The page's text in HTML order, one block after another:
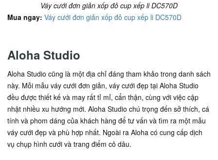
Váy cưới đơn giản xốp đỏ cup xếp li DC570D
Mua ngay: Váy cưới đơn giản xốp đỏ cup xếp li DC570D
Aloha Studio
Aloha Studio cũng là một địa chỉ đáng tham khảo trong danh sách
này. Mỗi mẫu váy cưới đơn giản, váy cưới đẹp tại Aloha Studio
đều được thiết kế và may rất tỉ mỉ, cẩn thận, cùng với việc cập
nhật nhiều xu hướng mới. Aloha Studio chú trọng đến sở thích, cá
tính và phom dáng của khách hàng để tư vấn và tìm ra một mẫu
váy cưới đẹp và phù hợp nhất. Ngoài ra Aloha có cung cấp dịch
vụ chụp hình cưới và trang điểm cô dâu.